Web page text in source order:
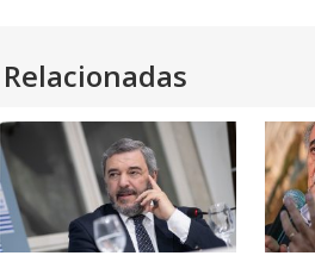
Relacionadas